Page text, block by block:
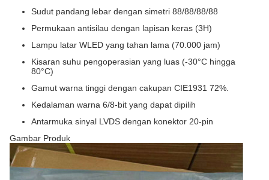
Sudut pandang lebar dengan simetri 88/88/88/88
Permukaan antisilau dengan lapisan keras (3H)
Lampu latar WLED yang tahan lama (70.000 jam)
Kisaran suhu pengoperasian yang luas (-30°C hingga
80°C)
Gamut warna tinggi dengan cakupan CIE1931 72%.
Kedalaman warna 6/8-bit yang dapat dipilih
Antarmuka sinyal LVDS dengan konektor 20-pin
Gambar Produk